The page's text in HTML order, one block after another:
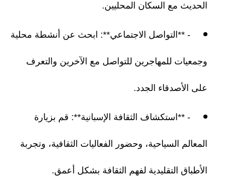
الحديث مع السكان المحليين.
- **التواصل الاجتماعي**: ابحث عن أنشطة محلية
وجمعيات للمهاجرين للتواصل مع الآخرين والتعرف
على الأصدقاء الجدد.
- **استكشاف الثقافة الإسبانية**: قم بزيارة
المعالم السياحية، وحضور الفعاليات الثقافية، وتجربة
الأطباق التقليدية لفهم الثقافة بشكل أعمق.